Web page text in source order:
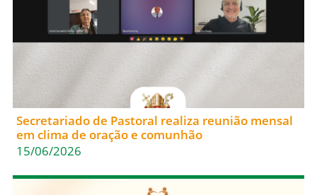
Secretariado de Pastoral realiza reunião mensal
em clima de oração e comunhão
15/06/2026